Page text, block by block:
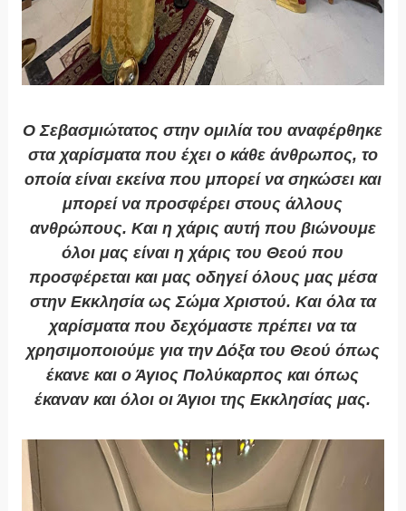
Ο Σεβασμιώτατος στην ομιλία του αναφέρθηκε
στα χαρίσματα που έχει ο κάθε άνθρωπος, το
οποία είναι εκείνα που μπορεί να σηκώσει και
μπορεί να προσφέρει στους άλλους
ανθρώπους. Και η χάρις αυτή που βιώνουμε
όλοι μας είναι η χάρις του Θεού που
προσφέρεται και μας οδηγεί όλους μας μέσα
στην Εκκλησία ως Σώμα Χριστού. Και όλα τα
χαρίσματα που δεχόμαστε πρέπει να τα
χρησιμοποιούμε για την Δόξα του Θεού όπως
έκανε και ο Άγιος Πολύκαρπος και όπως
έκαναν και όλοι οι Άγιοι της Εκκλησίας μας.